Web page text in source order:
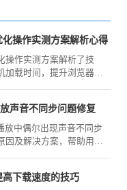
操作实测方案解析心得
操作实测方案解析了技
加载时间，提升浏览器运
声音不同步问题修复
放中偶尔出现声音不同步
因及解决方案，帮助用户
高下载速度的技巧